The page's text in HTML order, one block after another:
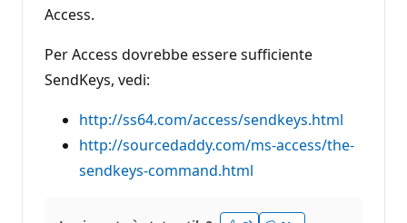
Access.
Per Access dovrebbe essere sufficiente
SendKeys, vedi:
http://ss64.com/access/sendkeys.html
http://sourcedaddy.com/ms-access/the-
sendkeys-command.html